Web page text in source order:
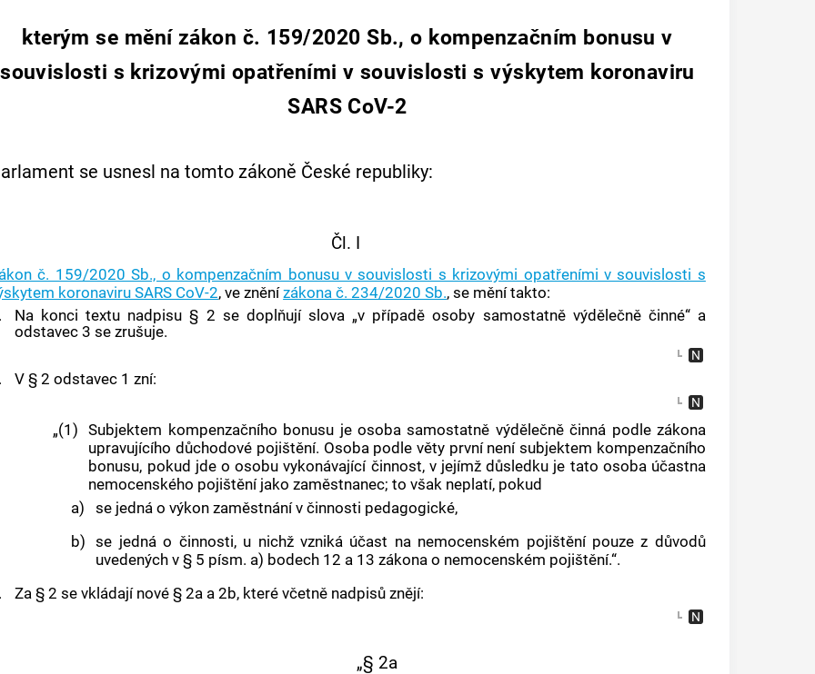
kterým se mění zákon č. 159/2020 Sb., o kompenzačním bonusu v
souvislosti s krizovými opatřeními v souvislosti s výskytem koronaviru
SARS CoV-2
se usnesl na tomto zákoně České republiky:
Čl. I
č. 159/2020 Sb., o kompenzačním bonusu v souvislosti s krizovými opatřeními v souvislosti s
koronaviru SARS CoV-2, ve zněnízákona č. 234/2020 Sb., se mění takto:
Na konci textu nadpisu § 2 se doplňují slova „v případě osoby samostatně výdělečně činné“ a
odstavec 3 se zrušuje.
V § 2 odstavec 1 zní:
„(1)
Subjektem kompenzačního bonusu je osoba samostatně výdělečně činná podle zákona
upravujícího důchodové pojištění. Osoba podle věty první není subjektem kompenzačního
bonusu, pokud jde o osobu vykonávající činnost, v jejímž důsledku je tato osoba účastna
nemocenského pojištění jako zaměstnanec; to však neplatí, pokud
a)
se jedná o výkon zaměstnání v činnosti pedagogické,
b)
se jedná o činnosti, u nichž vzniká účast na nemocenském pojištění pouze z důvodů
uvedených v § 5 písm. a) bodech 12 a 13 zákona o nemocenském pojištění.“.
Za § 2 se vkládají nové § 2a a 2b, které včetně nadpisů znějí:
„§ 2a